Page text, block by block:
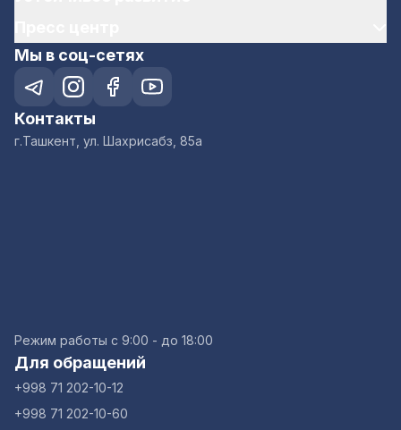
Мы в соц-сетях
Контакты
г.Ташкент, ул. Шахрисабз, 85а
Режим работы с 9:00 - до 18:00
Для обращений
+998 71 202-10-12
+998 71 202-10-60